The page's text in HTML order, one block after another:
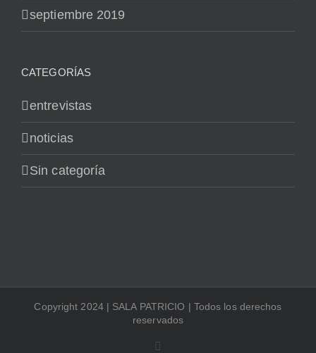
septiembre 2019
CATEGORÍAS
entrevistas
noticias
Sin categoría
Copyright 2024 | SALA PATRICIO | Todos los derechos
reservados